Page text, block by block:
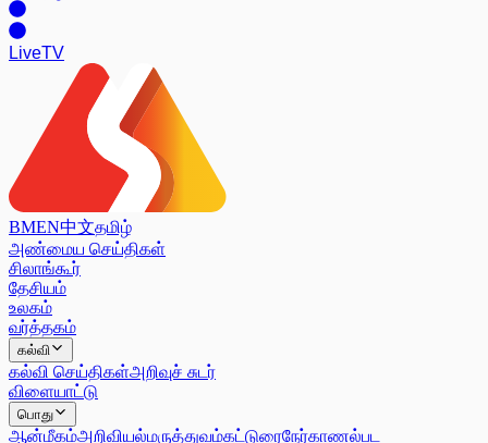
LiveTV
BMEN中文தமிழ்
அண்மைய செய்திகள்
சிலாங்கூர்
தேசியம்
உலகம்
வர்த்தகம்
கல்வி
கல்வி செய்திகள்அறிவுச் சுடர்
விளையாட்டு
பொது
ஆன்மீகம்அறிவியல்மருத்துவம்கட்டுரைநேர்காணல்பட